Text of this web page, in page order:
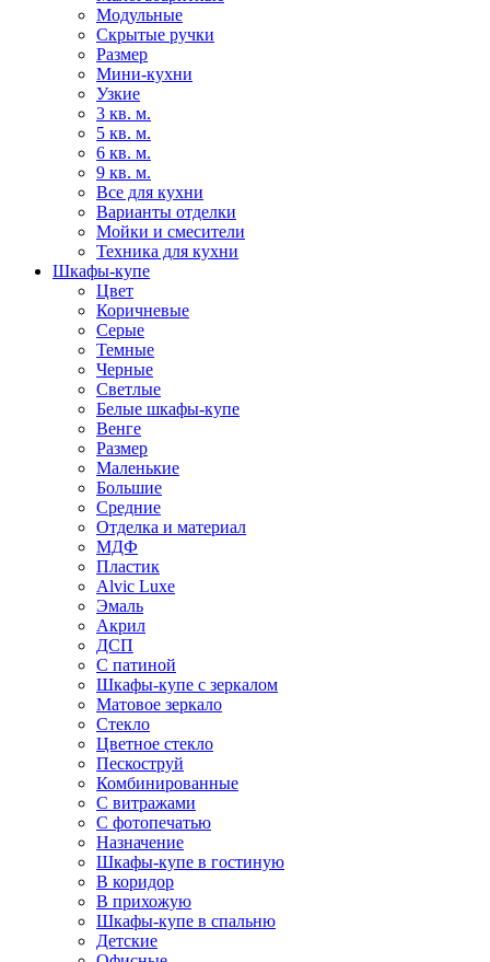
Модульные
Скрытые ручки
Размер
Мини-кухни
Узкие
3 кв. м.
5 кв. м.
6 кв. м.
9 кв. м.
Все для кухни
Варианты отделки
Мойки и смесители
Техника для кухни
Шкафы-купе
Цвет
Коричневые
Серые
Темные
Черные
Светлые
Белые шкафы-купе
Венге
Размер
Маленькие
Большие
Средние
Отделка и материал
МДФ
Пластик
Alvic Luxe
Эмаль
Акрил
ДСП
С патиной
Шкафы-купе с зеркалом
Матовое зеркало
Стекло
Цветное стекло
Пескоструй
Комбинированные
С витражами
С фотопечатью
Назначение
Шкафы-купе в гостиную
В коридор
В прихожую
Шкафы-купе в спальню
Детские